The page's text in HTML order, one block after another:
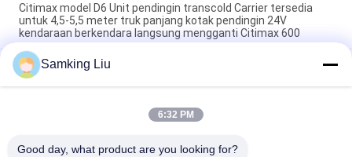
Citimax model D6 Unit pendingin transcold Carrier tersedia
untuk 4,5-5,5 meter truk panjang kotak pendingin 24V
kendaraan berkendara langsung mengganti Citimax 600
Carrier Transicold Citimax D7 model tersedia untuk truk box
pendingin panjang 5-6 meter 24V
unit pendingin Carrier transicold oasis 250 tersedia untuk truk
boks berpendingin 5-6 meter pada suhu ambien 40-50 derajat
Samking Liu
6:32 PM
Good day, what product are you looking for?